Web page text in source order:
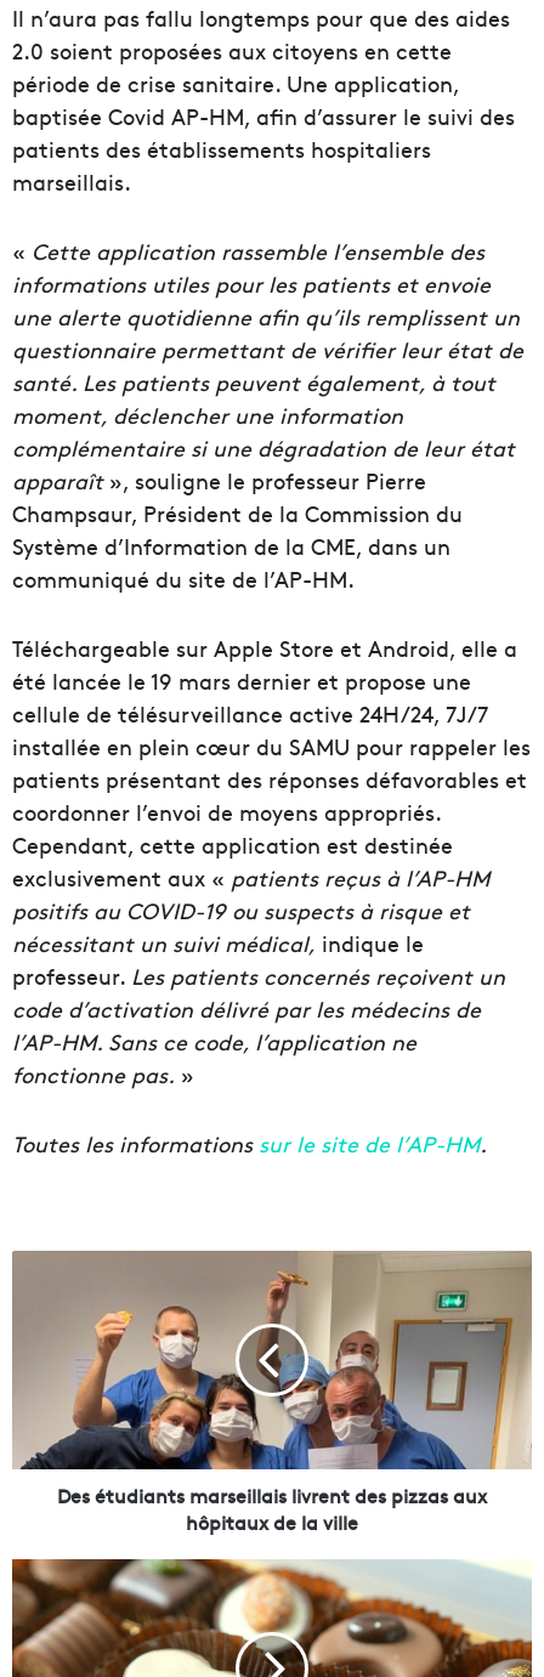
Il n’aura pas fallu longtemps pour que des aides
2.0 soient proposées aux citoyens en cette
période de crise sanitaire. Une application,
baptisée Covid AP-HM, afin d’assurer le suivi des
patients des établissements hospitaliers
marseillais.
« Cette application rassemble l’ensemble des
informations utiles pour les patients et envoie
une alerte quotidienne afin qu’ils remplissent un
questionnaire permettant de vérifier leur état de
santé. Les patients peuvent également, à tout
moment, déclencher une information
complémentaire si une dégradation de leur état
apparaît», souligne le professeur Pierre
Champsaur, Président de la Commission du
Système d’Information de la CME, dans un
communiqué du site de l’AP-HM.
Téléchargeable sur Apple Store et Android, elle a
été lancée le 19 mars dernier et propose une
cellule de télésurveillance active 24H/24, 7J/7
installée en plein cœur du SAMU pour rappeler les
patients présentant des réponses défavorables et
coordonner l’envoi de moyens appropriés.
Cependant, cette application est destinée
exclusivement aux « patients reçus à l’AP-HM
positifs au COVID-19 ou suspects à risque et
nécessitant un suivi médical, indique le
professeur. Les patients concernés reçoivent un
code d’activation délivré par les médecins de
l’AP-HM. Sans ce code, l’application ne
fonctionne pas. »
Toutes les informationssur le site de l’AP-HM.
a
m
a
r
s
e
Des étudiants marseillais livrent des pizzas aux
hôpitaux de la ville
P
u
y
r